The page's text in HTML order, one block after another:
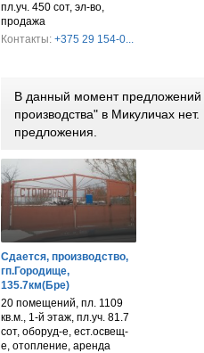
пл.уч. 450 сот, эл-во,
продажа
Контакты: +375 29 154-0...
В данный момент
производства" в Микуличах
предложения.
Сдается, производство,
гп.Городище,
135.7км(Бре)
20 помещений, пл. 1109
кв.м., 1-й этаж, пл.уч. 81.7
сот, оборуд-е, ест.освещ-
е, отопление, аренда